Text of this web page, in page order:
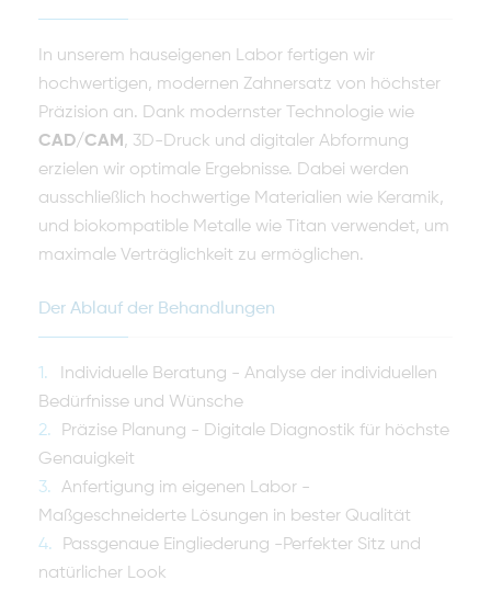
In unserem hauseigenen Labor fertigen wir
hochwertigen, modernen Zahnersatz von höchster
Präzision an. Dank modernster Technologie wie
CAD/CAM , 3D-Druck und digitaler Abformung
erzielen wir optimale Ergebnisse. Dabei werden
ausschließlich hochwertige Materialien wie Keramik,
und biokompatible Metalle wie Titan verwendet, um
maximale Verträglichkeit zu ermöglichen.
Der Ablauf der Behandlungen
Individuelle Beratung - Analyse der individuellen
Bedürfnisse und Wünsche
Präzise Planung - Digitale Diagnostik für höchste
Genauigkeit
Anfertigung im eigenen Labor -
Maßgeschneiderte Lösungen in bester Qualität
Passgenaue Eingliederung -Perfekter Sitz und
natürlicher Look